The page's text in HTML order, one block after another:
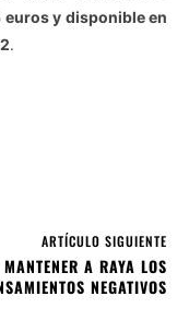
y disponible en
.
ARTÍCULO SIGUIENTE
A RAYA LOS
NEGATIVOS